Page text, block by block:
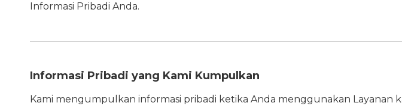
Informasi Pribadi Anda.
Informasi Pribadi yang Kami Kumpulkan
Kami mengumpulkan informasi pribadi ketika Anda menggunakan Layanan